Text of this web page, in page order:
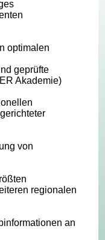
optimalen
geprüfte
Akademie)
von
regionalen
an